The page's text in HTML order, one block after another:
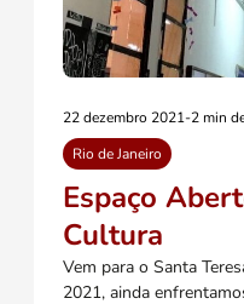
22 dezembro 2021-2 min
Rio de Janeiro
Espaço
Cultura
Vem para o Santa
2021, ainda